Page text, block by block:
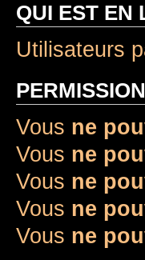
QUI EST EN
Utilisateurs
Vous ne
Vous ne
Vous ne
Vous ne
Vous ne